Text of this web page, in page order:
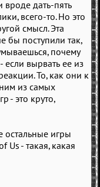
вроде дать-пять
всего-то. Но это
смысл. Эта
бы поступили так,
почему
если вырвать ее из
То, как они к
из самых
- это круто,
остальные игры
Us - такая, какая